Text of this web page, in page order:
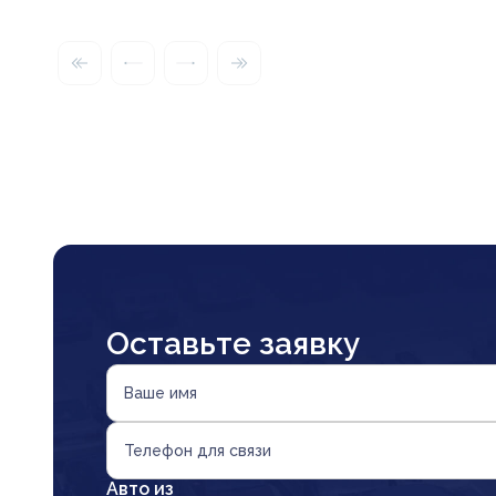
Оставьте заявку
Ваше имя
Телефон для связи
Авто из